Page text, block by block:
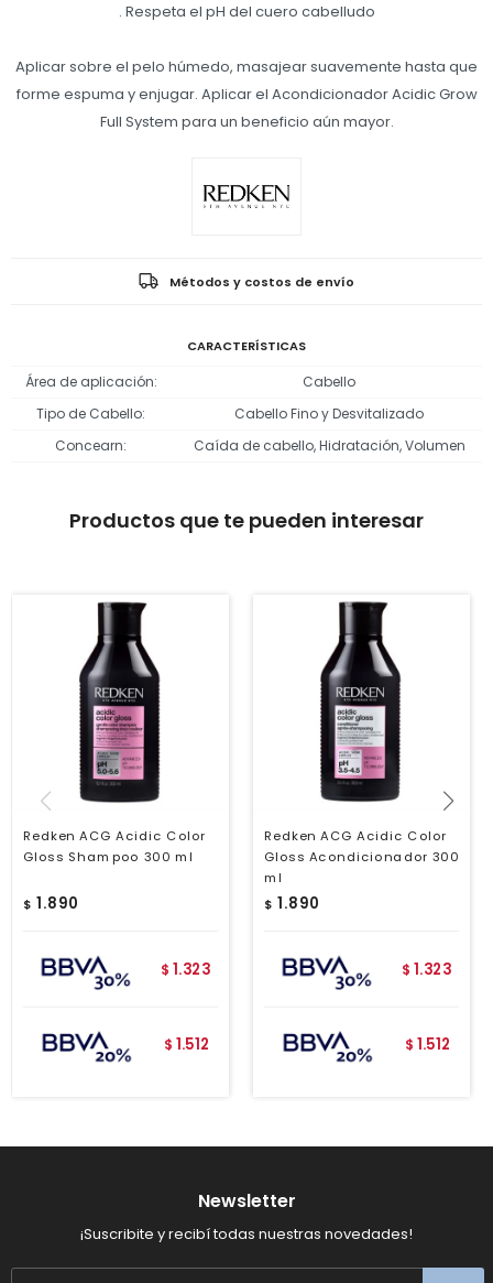
. Respeta el pH del cuero cabelludo
Aplicar sobre el pelo húmedo, masajear suavemente hasta que
forme espuma y enjugar. Aplicar el Acondicionador Acidic Grow
Full System para un beneficio aún mayor.
Métodos y costos de envío
CARACTERÍSTICAS
Área de aplicación
Cabello
Tipo de Cabello
Cabello Fino y Desvitalizado
Concearn
Caída de cabello, Hidratación, Volumen
Productos que te pueden interesar
Redken ACG Acidic Color
Gloss Shampoo 300 ml
$ 1.890
$ 1.323
$ 1.512
Redken ACG Acidic Color
Gloss Acondicionador 300
ml
$ 1.890
$ 1.323
$ 1.512
Newsletter
¡Suscribite y recibí todas nuestras novedades!